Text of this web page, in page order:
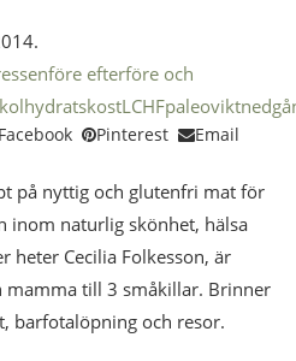
före efterföre och
LCHFpaleo
Facebook Pinterest Email
på nyttig och glutenfri mat för
inom naturlig skönhet, hälsa
heter Cecilia Folkesson, är
mamma till 3 småkillar. Brinner
barfotalöpning och resor.